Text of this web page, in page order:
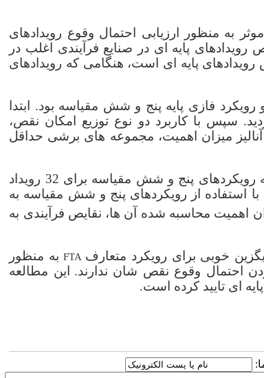
به منظور ارزیابی احتمال وقوع رویدادهای
پایه ای در صنایع فرآیندی اغلب در
پایه ای است، هنگامی که رویدادهای
فازی پایه پنج و شش مقیاسه بود. ابتدا
سپس با کاربرد دو نوع توزیع امکان نقص،
میزان اهمیت، مجموعه های برشی حداقل
نتایج نشان داد که احتمال های وقوع نقص محاسبه شده به وسیله رویکردهای پنج و شش مقیاسه برای 32 رویداد
استفاده از رویکردهای پنج و شش مقیاسه به
اهمیت محاسبه شده آن ها، نقایص فرآیندی به
خوبی برای رویکرد متعارف FTA به منظور
احتمال وقوع نقص شان ندارند.
این مطالعه
ای تایید کرده است.